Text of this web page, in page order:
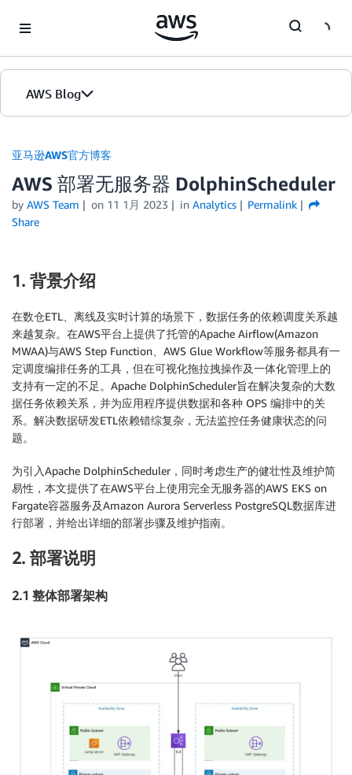
AWS Blog
首页
版本
亚马逊AWS官方博客
AWS 部署无服务器 DolphinScheduler
by AWS Team on 11 1月 2023 in Analytics
Permalink
Share
1. 背景介绍
在数仓ETL、离线及实时计算的场景下，数据任务的依赖调度关系越
来越复杂。在AWS平台上提供了托管的Apache Airflow(Amazon
MWAA)与AWS Step Function、AWS Glue Workflow等服务都具有一
定调度编排任务的工具，但在可视化拖拉拽操作及一体化管理上的
支持有一定的不足。Apache DolphinScheduler旨在解决复杂的大数
据任务依赖关系，并为应用程序提供数据和各种 OPS 编排中的关
系。解决数据研发ETL依赖错综复杂，无法监控任务健康状态的问
题。
为引入Apache DolphinScheduler，同时考虑生产的健壮性及维护简
易性，本文提供了在AWS平台上使用完全无服务器的AWS EKS on
Fargate容器服务及Amazon Aurora Serverless PostgreSQL数据库进
行部署，并给出详细的部署步骤及维护指南。
2. 部署说明
2.1 整体部署架构